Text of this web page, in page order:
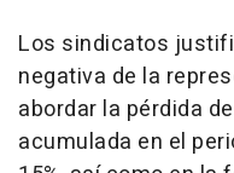
Los sindicatos
negativa de la
abordar la pérdida
acumulada en el